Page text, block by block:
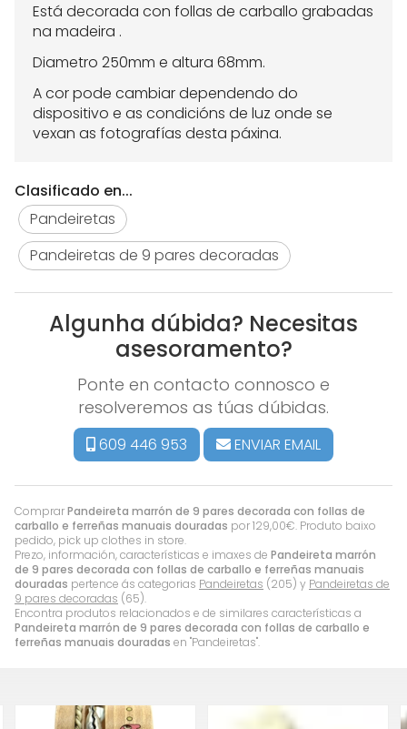
ComprarPandeireta marrón de 9 pares decorada con follas de
carballo e ferreñas manuais douradas por129,00€. Produto baixo
pedido, pick up clothes in store.
Prezo, información, características e imaxes de Pandeireta marrón
de 9 pares decorada con follas de carballo e ferreñas manuais
douradas pertence ás categorias Pandeiretas (205) y Pandeiretas de
9 pares decoradas (65).
Encontra produtos relacionados e de similares características a
Pandeireta marrón de 9 pares decorada con follas de carballo e
ferreñas manuais douradas en "Pandeiretas".
Está decorada con follas de carballo grabadas
na madeira .
Diametro 250mm e altura 68mm.
A cor pode cambiar dependendo do
dispositivo e as condicións de luz onde se
vexan as fotografías desta páxina.
Clasificado en...
Pandeiretas
Pandeiretas de 9 pares decoradas
Algunha dúbida? Necesitas
asesoramento?
Ponte en contacto connosco e
resolveremos as túas dúbidas.
609 446 953 ENVIAR EMAIL